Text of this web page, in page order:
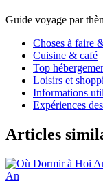
Quel est le budget
alentours ?
Pour une journée
, prévoyez
voyage Hoi An 1
scooter (2-5 EUR),
Thanh ou Tra Que
optez pour une
prix visite villages
une option